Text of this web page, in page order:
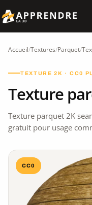
Accueil/Textures/Parquet/
TEXTURE 2K · CC0
Texture
Texture parquet 2K
gratuit pour usage
CC0